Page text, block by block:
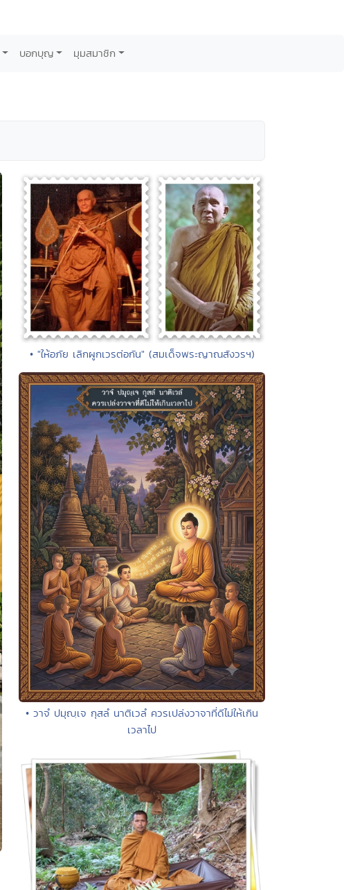
บอกบุญ มุมสมาชิก
• "ให้อภัย เลิกผูกเวรต่อกัน" (สมเด็จพระญาณสังวรฯ)
• วาจํ ปมุญฺเจ กุสลํ นาติเวลํ ควรเปล่งวาจาที่ดีไม่ให้เกิน
เวลาไป